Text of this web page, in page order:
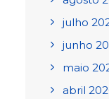
julho
junho
maio
abril